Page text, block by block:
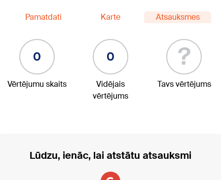
Pamatdati Karte Atsauksmes
0
Vērtējumu skaits
0
Vidējais
vērtējums
?
Tavs vērtējums
Lūdzu, ienāc, lai atstātu atsauksmi